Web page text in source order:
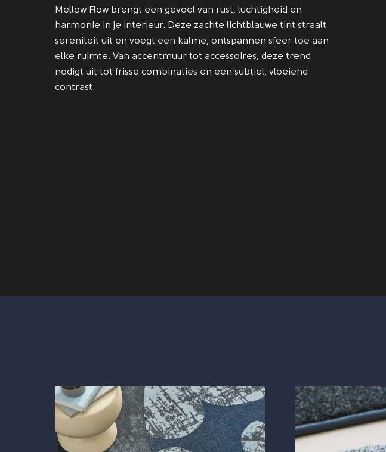
Mellow Flow brengt een gevoel van rust, luchtigheid en
harmonie in je interieur. Deze zachte lichtblauwe tint straalt
sereniteit uit en voegt een kalme, ontspannen sfeer toe aan
elke ruimte. Van accentmuur tot accessoires, deze trend
nodigt uit tot frisse combinaties en een subtiel, vloeiend
contrast.